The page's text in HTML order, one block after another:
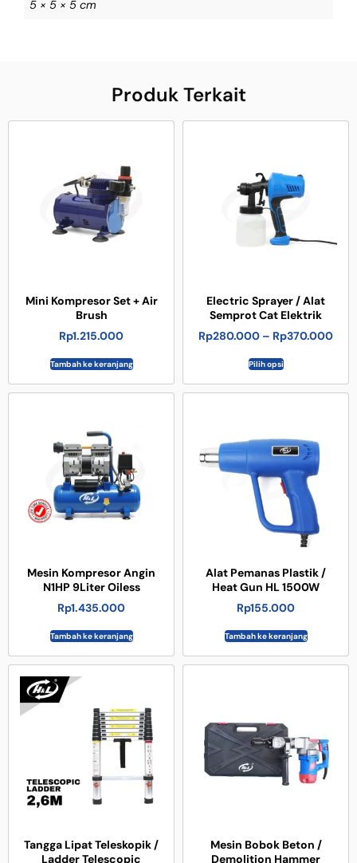
5 × 5 × 5 cm
Produk Terkait
Mini Kompresor Set + Air
Brush
Rp1.215.000
Tambah ke keranjang
Electric Sprayer / Alat
Semprot Cat Elektrik
Rp280.000 – Rp370.000
Pilih opsi
Mesin Kompresor Angin
N1HP 9Liter Oiless
Rp1.435.000
Tambah ke keranjang
Alat Pemanas Plastik /
Heat Gun HL 1500W
Rp155.000
Tambah ke keranjang
Tangga Lipat Teleskopik /
Ladder Telescopic
Mesin Bobok Beton /
Demolition Hammer